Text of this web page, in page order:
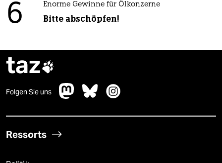
6 Enorme Gewinne für Ölkonzerne
Bitte abschöpfen!
taz
Folgen Sie uns
Ressorts